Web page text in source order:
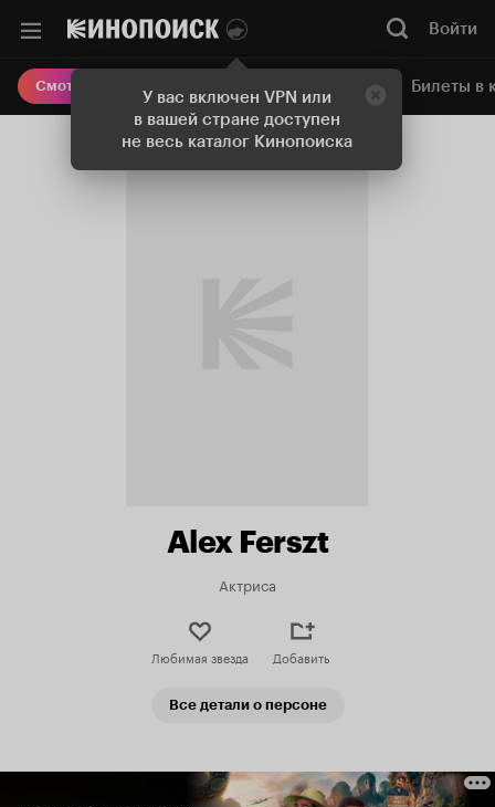
У вас включен VPN или
в вашей стране доступен
не весь каталог Кинопоиска
Войти
Смотреть кино Онлайн-кинотеатр Билеты в
Alex Ferszt
Актриса
Любимая звезда Добавить
Все детали о персоне